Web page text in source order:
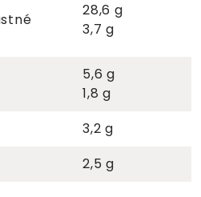
28,6 g
3,7 g
5,6 g
1,8 g
3,2 g
2,5 g